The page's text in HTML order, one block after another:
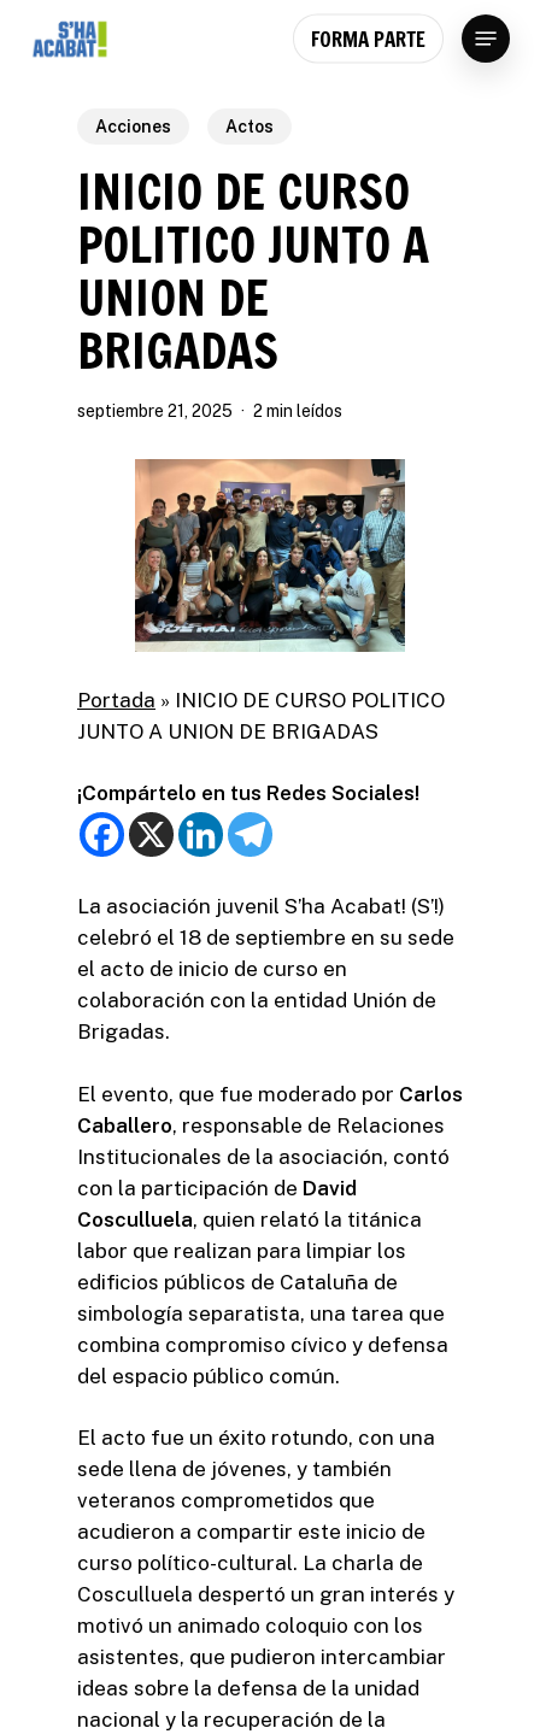
FORMA PARTE Menu
Acciones Actos
INICIO DE CURSO
POLITICO JUNTO A
UNION DE
BRIGADAS
septiembre 21, 2025 2 min leídos
Portada » INICIO DE CURSO POLITICO
JUNTO A UNION DE BRIGADAS
¡Compártelo en tus Redes Sociales!
La asociación juvenil S’ha Acabat! (S’!)
celebró el 18 de septiembre en su sede
el acto de inicio de curso en
colaboración con la entidad Unión de
Brigadas.
El evento, que fue moderado por Carlos
Caballero, responsable de Relaciones
Institucionales de la asociación, contó
con la participación de David
Cosculluela, quien relató la titánica
labor que realizan para limpiar los
edificios públicos de Cataluña de
simbología separatista, una tarea que
combina compromiso cívico y defensa
del espacio público común.
El acto fue un éxito rotundo, con una
sede llena de jóvenes, y también
veteranos comprometidos que
acudieron a compartir este inicio de
curso político-cultural. La charla de
Cosculluela despertó un gran interés y
motivó un animado coloquio con los
asistentes, que pudieron intercambiar
ideas sobre la defensa de la unidad
nacional y la recuperación de la